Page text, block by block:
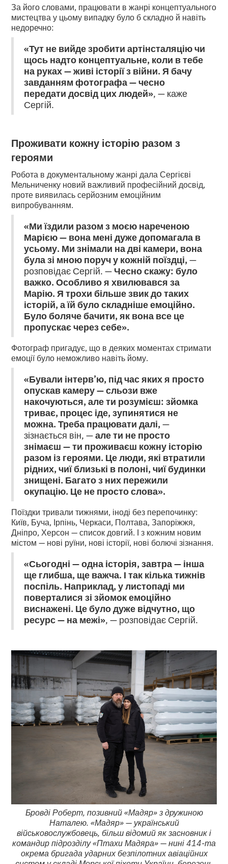
За його словами, працювати в жанрі концептуального
мистецтва у цьому випадку було б складно й навіть
недоречно:
«Тут не вийде зробити артінсталяцію чи
щось надто концептуальне, коли в тебе
на руках — живі історії з війни. Я бачу
завданням фотографа — чесно
передати досвід цих людей», — каже
Сергій.
Проживати кожну історію разом з
героями
Робота в документальному жанрі дала Сергієві
Мельниченку новий важливий професійний досвід,
проте виявилась серйозним емоційним
випробуванням.
«Ми їздили разом з моєю нареченою
Марією — вона мені дуже допомагала в
усьому. Ми знімали на дві камери, вона
була зі мною поруч у кожній поїздці,—
розповідає Сергій. —Чесно скажу: було
важко. Особливо я хвилювався за
Марію. Я трохи більше звик до таких
історій, а їй було складніше емоційно.
Було боляче бачити, як вона все це
пропускає через себе».
Фотограф пригадує, що в деяких моментах стримати
емоції було неможливо навіть йому.
«Бували інтерв’ю, під час яких я просто
опускав камеру — сльози вже
накочуються, але ти розумієш: зйомка
триває, процес іде, зупинятися не
можна. Треба працювати далі,—
зізнається він, —але ти не просто
знімаєш — ти проживаєш кожну історію
разом із героями. Це люди, які втратили
рідних, чиї близькі в полоні, чиї будинки
знищені. Багато з них пережили
окупацію. Це не просто слова».
Поїздки тривали тижнями, іноді без перепочинку:
Київ, Буча, Ірпінь, Черкаси, Полтава, Запоріжжя,
Дніпро, Херсон — список довгий. І з кожним новим
містом — нові руїни, нові історії, нові болючі зізнання.
«Сьогодні — одна історія, завтра — інша
ще глибша, ще важча. І так кілька тижнів
поспіль. Наприклад, у листопаді ми
поверталися зі зйомок емоційно
виснажені. Це було дуже відчутно, що
ресурс — на межі», — розповідає Сергій.
Бровді Роберт, позивний «Мадяр» з дружиною
Наталею. «Мадяр»— український
військовослужбовець, більш відомий як засновник і
командир підрозділу «Птахи Мадяра»—нині 414-та
окрема бригада ударних безпілотних авіаційних